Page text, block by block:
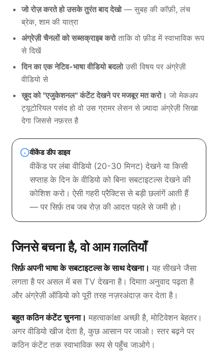
जो रोज़ करते हो उसके तुरंत बाद देखो— सुबह की कॉफ़ी, लंच
ब्रेक, शाम की यात्रा
अंग्रेज़ी चैनलों को सब्सक्राइब करोताकि वो फ़ीड में स्वाभाविक रूप
से दिखें
दिन का एक नेटिव-भाषा वीडियो बदलोउसी विषय पर अंग्रेज़ी
वीडियो से
ख़ुद को "एजुकेशनल" कंटेंट देखने पर मजबूर मत करो। जो मेकअप
ट्यूटोरियल पसंद हो वो उस ग्रामर लेसन से ज़्यादा अंग्रेज़ी सिखा
देगा जिससे नफ़रत है
वीकेंड डीप डाइव
वीकेंड पर लंबा वीडियो (20-30 मिनट) देखने या किसी
सप्ताह के दिन के वीडियो को बिना सबटाइटल्स देखने की
कोशिश करो। ऐसी गहरी प्रैक्टिस से बड़ी छलांगें आती हैं
— पर सिर्फ़ तब जब रोज़ की आदत पहले से जमी हो।
जिनसे बचना है, वो आम ग़लतियाँ
सिर्फ़ अपनी भाषा के सबटाइटल्स के साथ देखना। यह सीखने जैसा
लगता है पर असल में बस TV देखना है। दिमाग़ अनुवाद पढ़ता है
और अंग्रेज़ी ऑडियो को पूरी तरह नज़रअंदाज़ कर देता है।
बहुत कठिन कंटेंट चुनना। महत्वाकांक्षा अच्छी है, मोटिवेशन बेहतर।
अगर वीडियो खीज देता है, कुछ आसान पर जाओ। स्तर बढ़ने पर
कठिन कंटेंट तक स्वाभाविक रूप से पहुँच जाओगे।